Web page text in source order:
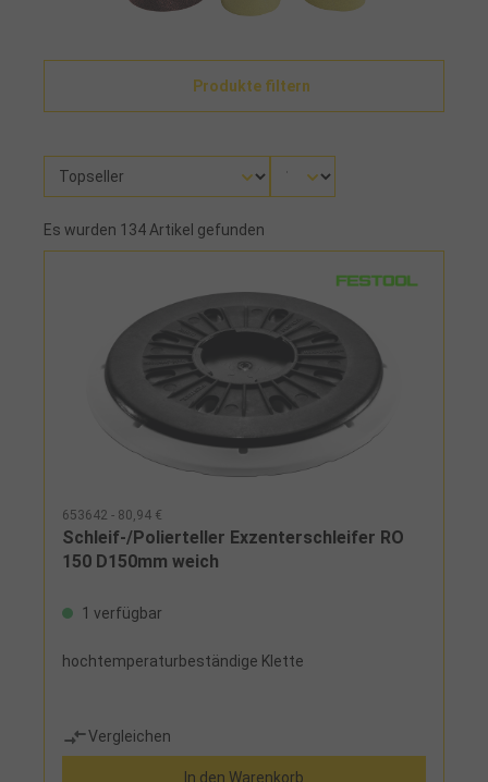
Produkte filtern
Es wurden 134 Artikel gefunden
653642 - 80,94 €
Schleif-/Polierteller Exzenterschleifer RO
150 D150mm weich
1 verfügbar
hochtemperaturbeständige Klette
Vergleichen
In den Warenkorb